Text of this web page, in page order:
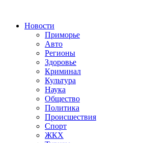
Новости
Приморье
Авто
Регионы
Здоровье
Криминал
Культура
Наука
Общество
Политика
Происшествия
Спорт
ЖКХ